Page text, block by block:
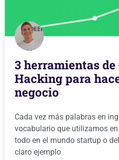
3 herramientas
Hacking para
negocio
Cada vez más palabras en
vocabulario que utilizamos
todo en el mundo startup o
claro ejemplo